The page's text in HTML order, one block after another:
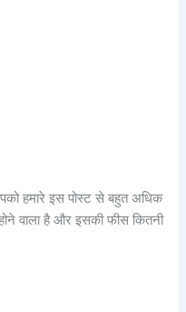
हमारे इस पोस्ट से बहुत अधिक
वाला है और इसकी फीस कितनी